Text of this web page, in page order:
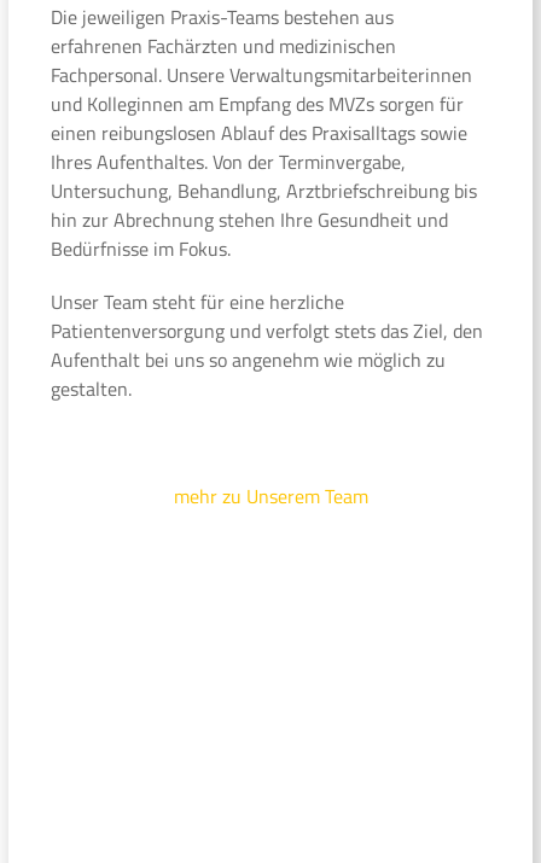
Die jeweiligen Praxis-Teams bestehen aus
erfahrenen Fachärzten und medizinischen
Fachpersonal. Unsere Verwaltungsmitarbeiterinnen
und Kolleginnen am Empfang des MVZs sorgen für
einen reibungslosen Ablauf des Praxisalltags sowie
Ihres Aufenthaltes. Von der Terminvergabe,
Untersuchung, Behandlung, Arztbriefschreibung bis
hin zur Abrechnung stehen Ihre Gesundheit und
Bedürfnisse im Fokus.
Unser Team steht für eine herzliche
Patientenversorgung und verfolgt stets das Ziel, den
Aufenthalt bei uns so angenehm wie möglich zu
gestalten.
mehr zu Unserem Team